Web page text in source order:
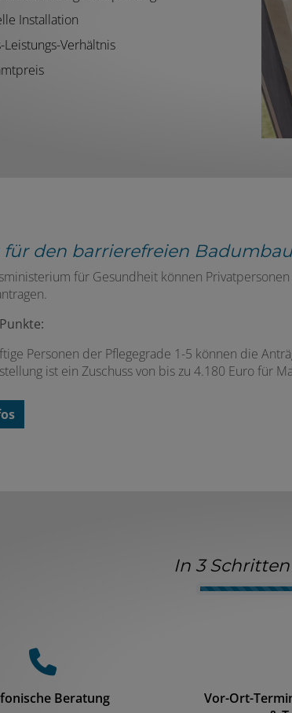
Installation
Leistungs-Verhältnis
den barrierefreien Badumbau
für Gesundheit können
Personen der Pflegegrade 1-5 können die
ist ein Zuschuss von bis zu 4.180 Euro für
In 3
Beratung
Vor-Ort-